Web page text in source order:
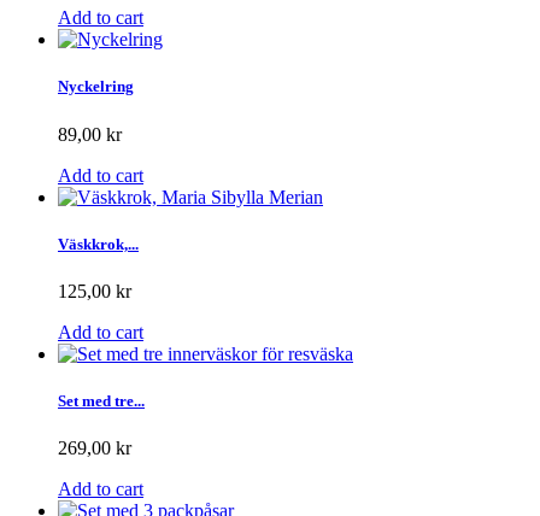
Add to cart
Nyckelring
89,00 kr
Add to cart
Väskkrok,...
125,00 kr
Add to cart
Set med tre...
269,00 kr
Add to cart